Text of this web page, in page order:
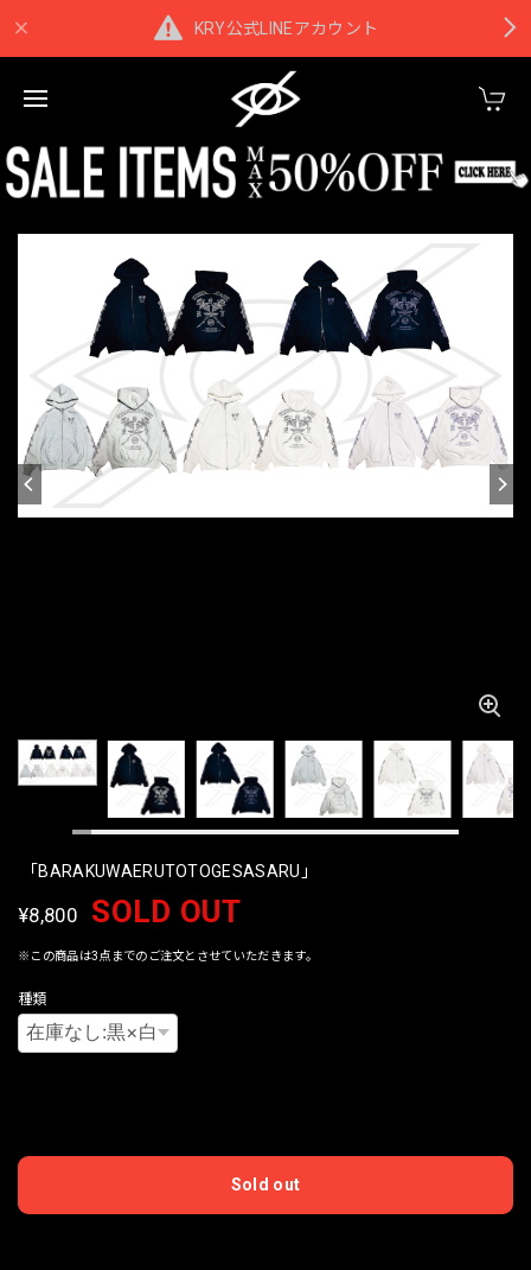
KRY公式LINEアカウント
「BARAKUWAERUTOTOGESASARU」
¥8,800 SOLD OUT
※この商品は3点までのご注文とさせていただきます。
種類
Sold out